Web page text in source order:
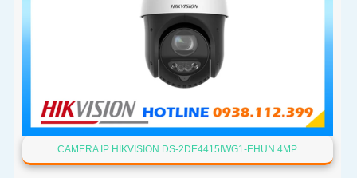
CAMERA IP HIKVISION DS-2DE4415IWG1-EHUN 4MP